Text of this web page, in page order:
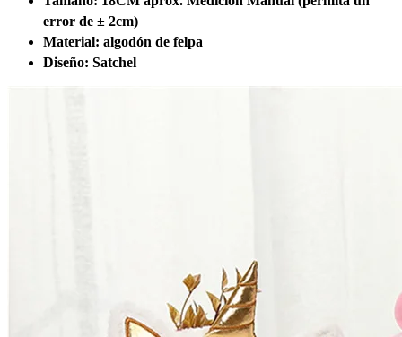
error de ± 2cm)
Material: algodón de felpa
Diseño: Satchel